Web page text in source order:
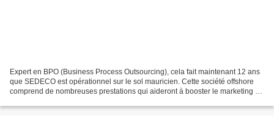
Expert en BPO (Business Process Outsourcing), cela fait maintenant 12 ans
que SEDECO est opérationnel sur le sol mauricien. Cette société offshore
comprend de nombreuses prestations qui aideront à booster le marketing de